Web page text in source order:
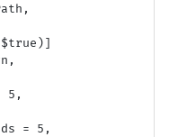
5,
= 5,